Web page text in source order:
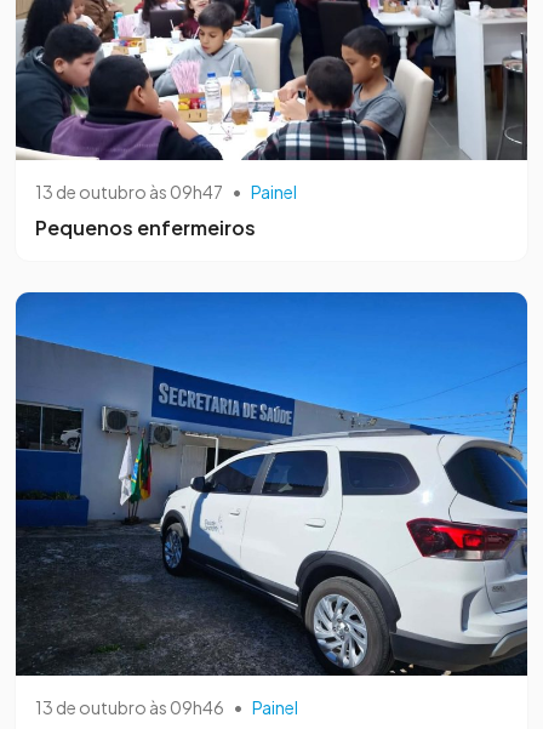
13 de outubro às 09h47 • Painel
Pequenos enfermeiros
13 de outubro às 09h46 • Painel